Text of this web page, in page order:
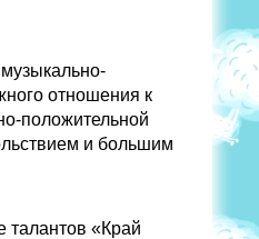
отношения к
положительной
и большим
талантов «Край